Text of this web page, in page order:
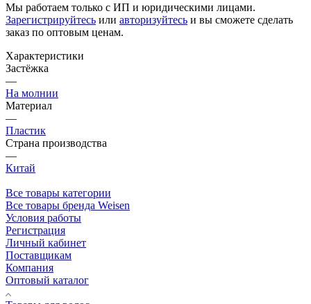
Мы работаем только с ИП и юридическими лицами.
Зарегистрируйтесь или авторизуйтесь и вы сможете сделать
заказ по оптовым ценам.
Характеристики
Застёжка
—
На молнии
Материал
—
Пластик
Страна производства
—
Китай
Все товары категории
Все товары бренда Weisen
Условия работы
Регистрация
Личный кабинет
Поставщикам
Компания
Оптовый каталог